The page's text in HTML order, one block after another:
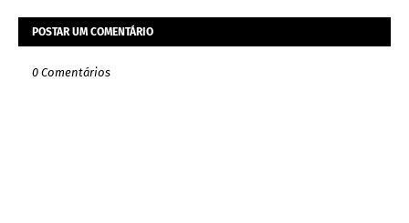
POSTAR UM COMENTÁRIO
0 Comentários